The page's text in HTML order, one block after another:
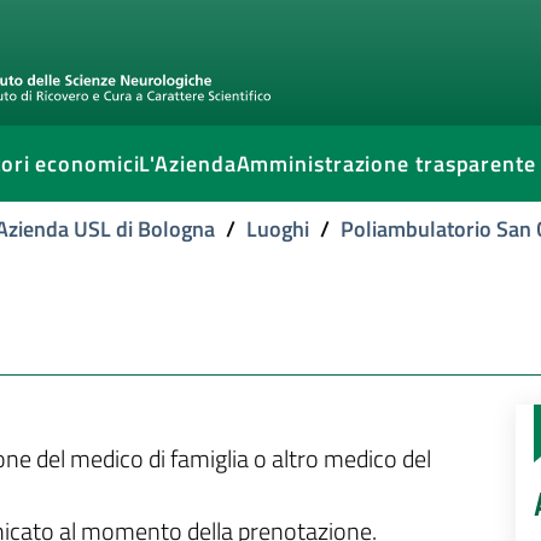
economiciL'AziendaAmministrazione trasparente
USL di Bologna / Luoghi / Poliambulatorio San
del medico di famiglia o altro medico del
al momento della prenotazione.